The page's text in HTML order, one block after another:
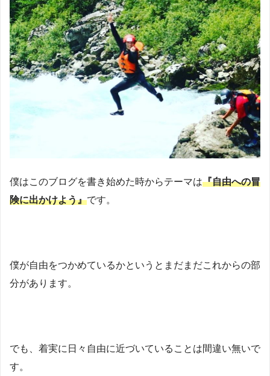
僕はこのブログを書き始めた時からテーマは『自由への冒
険に出かけよう』です。
僕が自由をつかめているかというとまだまだこれからの部
分があります。
でも、着実に日々自由に近づいていることは間違い無いで
す。